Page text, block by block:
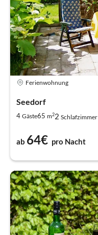
Ferienwohnung
Seedorf
4 Gäste65 m22 Schlafzimmer
ab 64€ pro Nacht